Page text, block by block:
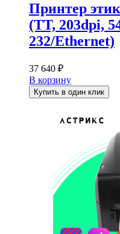
Принтер
(TT, 203dpi,
232/Ethernet)
37 640 ₽
В корзину
Купить в один клик